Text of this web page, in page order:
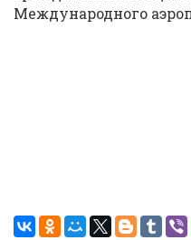
Международного